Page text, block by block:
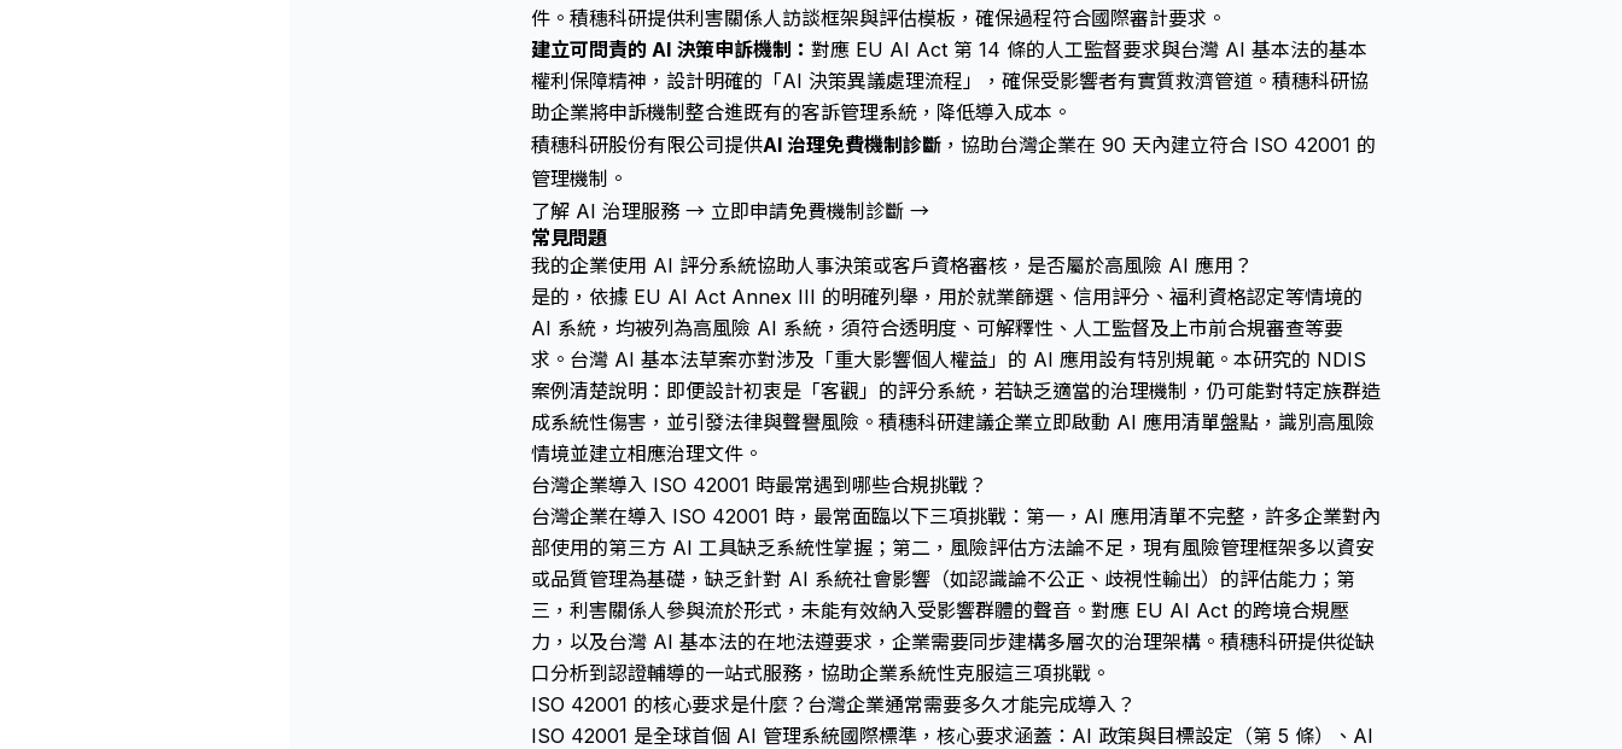
件。積穗科研提供利害關係人訪談框架與評估模板，確保過程符合國際審計要求。
建立可問責的 AI 決策申訴機制： 對應 EU AI Act 第 14 條的人工監督要求與台灣 AI 基本法的基本
權利保障精神，設計明確的「AI 決策異議處理流程」，確保受影響者有實質救濟管道。積穗科研協
助企業將申訴機制整合進既有的客訴管理系統，降低導入成本。
積穗科研股份有限公司提供AI 治理免費機制診斷 ，協助台灣企業在 90 天內建立符合 ISO 42001 的
管理機制。
了解 AI 治理服務 → 立即申請免費機制診斷 →
常見問題
我的企業使用 AI 評分系統協助人事決策或客戶資格審核，是否屬於高風險 AI 應用？
是的，依據 EU AI Act Annex III 的明確列舉，用於就業篩選、信用評分、福利資格認定等情境的
AI 系統，均被列為高風險 AI 系統，須符合透明度、可解釋性、人工監督及上市前合規審查等要
求。台灣 AI 基本法草案亦對涉及「重大影響個人權益」的 AI 應用設有特別規範。本研究的 NDIS
案例清楚說明：即便設計初衷是「客觀」的評分系統，若缺乏適當的治理機制，仍可能對特定族群造
成系統性傷害，並引發法律與聲譽風險。積穗科研建議企業立即啟動 AI 應用清單盤點，識別高風險
情境並建立相應治理文件。
台灣企業導入 ISO 42001 時最常遇到哪些合規挑戰？
台灣企業在導入 ISO 42001 時，最常面臨以下三項挑戰：第一，AI 應用清單不完整，許多企業對內
部使用的第三方 AI 工具缺乏系統性掌握；第二，風險評估方法論不足，現有風險管理框架多以資安
或品質管理為基礎，缺乏針對 AI 系統社會影響（如認識論不公正、歧視性輸出）的評估能力；第
三，利害關係人參與流於形式，未能有效納入受影響群體的聲音。對應 EU AI Act 的跨境合規壓
力，以及台灣 AI 基本法的在地法遵要求，企業需要同步建構多層次的治理架構。積穗科研提供從缺
口分析到認證輔導的一站式服務，協助企業系統性克服這三項挑戰。
ISO 42001 的核心要求是什麼？台灣企業通常需要多久才能完成導入？
ISO 42001 是全球首個 AI 管理系統國際標準，核心要求涵蓋：AI 政策與目標設定（第 5 條）、AI